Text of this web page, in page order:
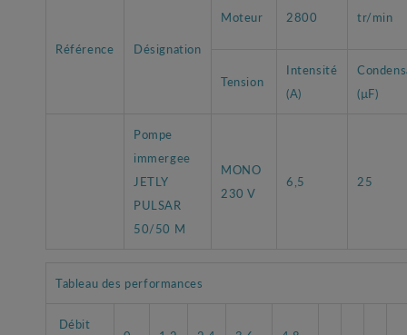
Référence Désignation
Moteur 2800 tr/min
Tension
Intensité
(A)
(µF)
Pompe
immergee
JETLY
PULSAR
50/50 M
MONO
230 V
6,5 25
Tableau des performances
Débit